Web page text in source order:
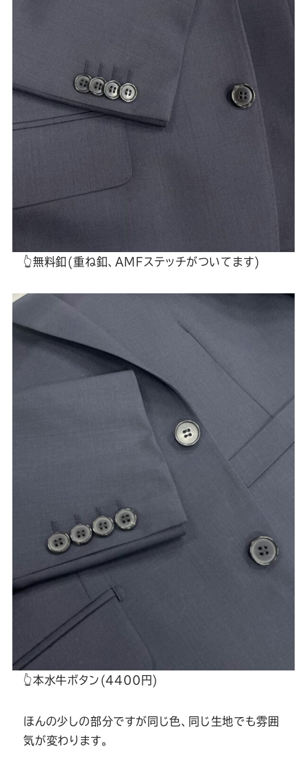
👆無料釦(重ね釦、AMFステッチがついてます)
👆本水牛ボタン(4400円)
ほんの少しの部分ですが同じ色、同じ生地でも雰囲
気が変わります。